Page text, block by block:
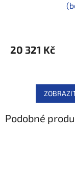
20 321 Kč
Podobné